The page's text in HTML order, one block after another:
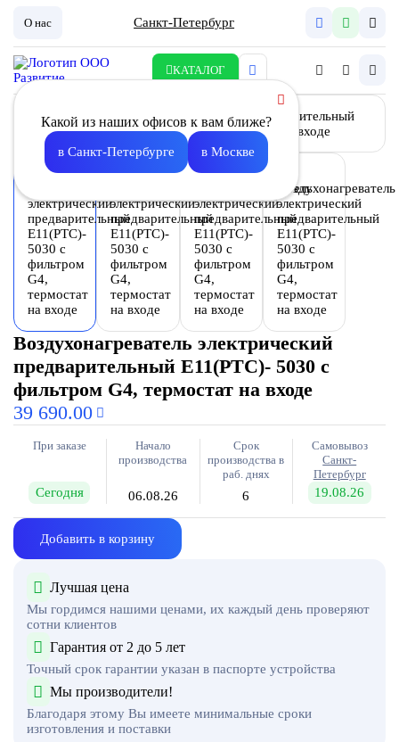
О нас Санкт-Петербург
КАТАЛОГ
Какой из наших офисов к вам ближе?
в Санкт-Петербурге в Москве
Воздухонагреватель электрический
предварительный E11(PTC)- 5030 с
фильтром G4, термостат на входе
39 690.00
При заказе
Сегодня
Начало
производства
06.08.26
Срок
производства в
раб. днях
6
Самовывоз
Санкт-
Петербург
19.08.26
Добавить в корзину
Лучшая цена
Мы гордимся нашими ценами, их каждый день проверяют
сотни клиентов
Гарантия от 2 до 5 лет
Точный срок гарантии указан в паспорте устройства
Мы производители!
Благодаря этому Вы имеете минимальные сроки
изготовления и поставки